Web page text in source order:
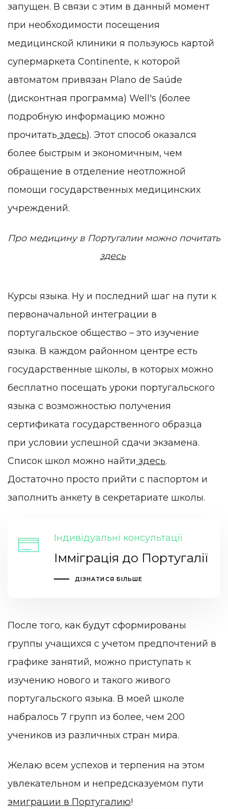
запущен. В связи с этим в данный момент
при необходимости посещения
медицинской клиники я пользуюсь картой
супермаркета Сontinente, к которой
автоматом привязан Plano de Saúde
(дисконтная программа) Well's (более
подробную информацию можно
прочитать здесь). Этот способ оказался
более быстрым и экономичным, чем
обращение в отделение неотложной
помощи государственных медицинских
учреждений.
Про медицину в Португалии можно почитать
здесь
Курсы языка. Ну и последний шаг на пути к
первоначальной интеграции в
португальское общество – это изучение
языка. В каждом районном центре есть
государственные школы, в которых можно
бесплатно посещать уроки португальского
языка с возможностью получения
сертификата государственного образца
при условии успешной сдачи экзамена.
Список школ можно найти здесь.
Достаточно просто прийти с паспортом и
заполнить анкету в секретариате школы.
Індивідуальні консультації
Імміграція до Португалії
ДІЗНАТИСЯ БІЛЬШЕ
После того, как будут сформированы
группы учащихся с учетом предпочтений в
графике занятий, можно приступать к
изучению нового и такого живого
португальского языка. В моей школе
набралось 7 групп из более, чем 200
учеников из различных стран мира.
Желаю всем успехов и терпения на этом
увлекательном и непредсказуемом пути
эмиграции в Португалию!